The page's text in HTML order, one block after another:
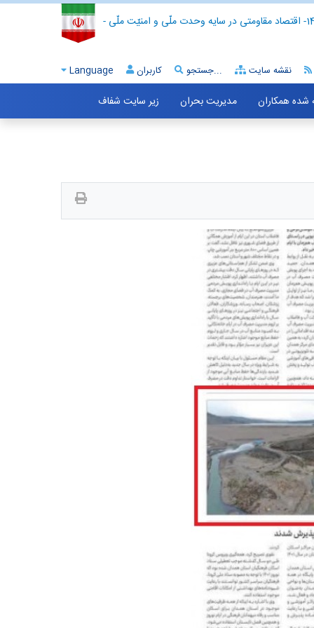
- اقتصاد مقاومتی در سایه وحدت ملّی و امنیّت ملّی -
Language کاربران جستجو... نقشه سایت
شده همکاران مدیریت بحران زیر سایت شفاف